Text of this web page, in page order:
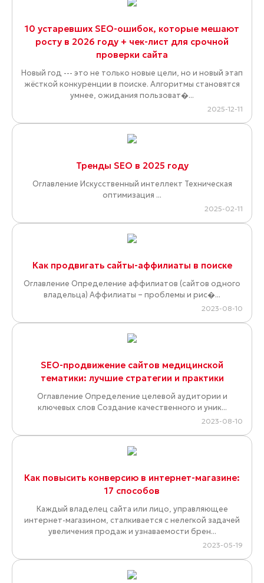
10 устаревших SEO-ошибок, которые мешают
росту в 2026 году + чек-лист для срочной
проверки сайта
Новый год --- это не только новые цели, но и новый этап
жёсткой конкуренции в поиске. Алгоритмы становятся
умнее, ожидания пользоват�...
2025-12-11
Тренды SEO в 2025 году
Оглавление Искусственный интеллект Техническая
оптимизация ...
2025-02-11
Как продвигать сайты-аффилиаты в поиске
Оглавление Определение аффилиатов (сайтов одного
владельца) Аффилиаты – проблемы и рис�...
2023-08-10
SEO-продвижение сайтов медицинской
тематики: лучшие стратегии и практики
Оглавление Определение целевой аудитории и
ключевых слов Создание качественного и уник...
2023-08-10
Как повысить конверсию в интернет-магазине:
17 способов
Каждый владелец сайта или лицо, управляющее
интернет-магазином, сталкивается с нелегкой задачей
увеличения продаж и узнаваемости брен...
2023-05-19